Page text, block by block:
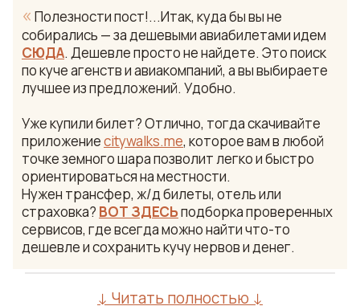
« Полезности пост!...Итак, куда бы вы не
собирались — за дешевыми авиабилетами идем
СЮДА. Дешевле просто не найдете. Это поиск
по куче агенств и авиакомпаний, а вы выбираете
лучшее из предложений. Удобно.
Уже купили билет? Отлично, тогда скачивайте
приложениеcitywalks.me, которое вам в любой
точке земного шара позволит легко и быстро
ориентироваться на местности.
Нужен трансфер, ж/д билеты, отель или
страховка? ВОТ ЗДЕСЬподборка проверенных
сервисов, где всегда можно найти что-то
дешевле и сохранить кучу нервов и денег.
↓ Читать полностью ↓